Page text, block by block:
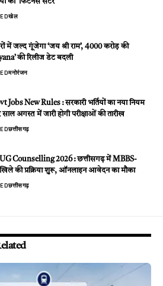
खेल
में जल्द गूंजेगा ‘जय श्री राम’, 4000 करोड़ की
की रिलीज डेट बदली
मनोरंजन
Jobs New Rules : सरकारी भर्तियों का नया नियम
अगस्त में जारी होगी परीक्षाओं की तारीख
छत्तीसगढ़
Counselling 2026 : छत्तीसगढ़ में MBBS-
की प्रक्रिया शुरू, ऑनलाइन आवेदन का मौका
छत्तीसगढ़